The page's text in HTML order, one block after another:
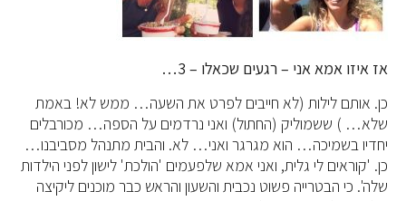
אז איזו אמא אני – רגעים שכאלו – 3…
כן. אותם לילות (לא חייבים לפרט את השעה… ממש לא! באמת
שלא… ) ששמוליק (החתול) ואני נרדמים על הספה… מכורבלים
יחדיו בשמיכה… הוא מגרגר ואני… לא. והבית מתנהל מסביבנו…
כן. 'קוראים לי גלית, ואני אמא שלפעמים 'הולכת' לישון לפני הילדות
שלה'. כי הבטרייה פשוט נכבית והשעון והראש כבר מוכנים ליקיצה